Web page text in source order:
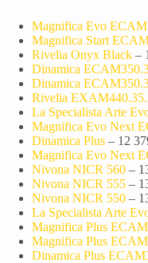
Magnifica Evo
Magnifica Start
Rivelia Onyx Black –
Dinamica
Dinamica
Rivelia
La Specialista Arte
Magnifica Evo Next
Dinamica Plus – 12
Magnifica Evo Next
Nivona NICR 560 –
Nivona NICR 555 –
Nivona NICR 550 –
La Specialista Arte
Magnifica Plus
Magnifica Plus
Dinamica Plus